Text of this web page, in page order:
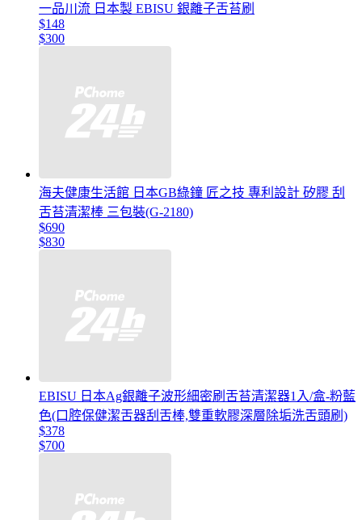
一品川流 日本製 EBISU 銀離子舌苔刷
$148
$300
海夫健康生活館 日本GB綠鐘 匠之技 專利設計 矽膠 刮
舌苔清潔棒 三包裝(G-2180)
$690
$830
EBISU 日本Ag銀離子波形細密刷舌苔清潔器1入/盒-粉藍
色(口腔保健潔舌器刮舌棒,雙重軟膠深層除垢洗舌頭刷)
$378
$700